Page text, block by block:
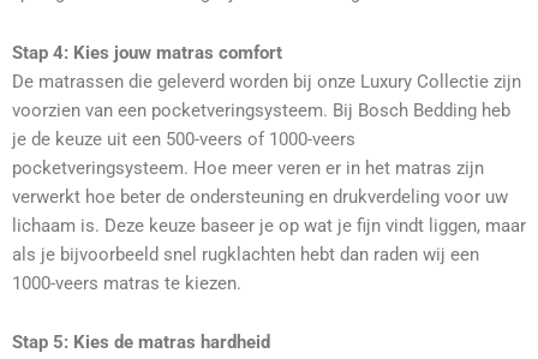
Stap 4: Kies jouw matras comfort
De matrassen die geleverd worden bij onze Luxury Collectie zijn
voorzien van een pocketveringsysteem. Bij Bosch Bedding heb
je de keuze uit een 500-veers of 1000-veers
pocketveringsysteem. Hoe meer veren er in het matras zijn
verwerkt hoe beter de ondersteuning en drukverdeling voor uw
lichaam is. Deze keuze baseer je op wat je fijn vindt liggen, maar
als je bijvoorbeeld snel rugklachten hebt dan raden wij een
1000-veers matras te kiezen.
Stap 5: Kies de matras hardheid